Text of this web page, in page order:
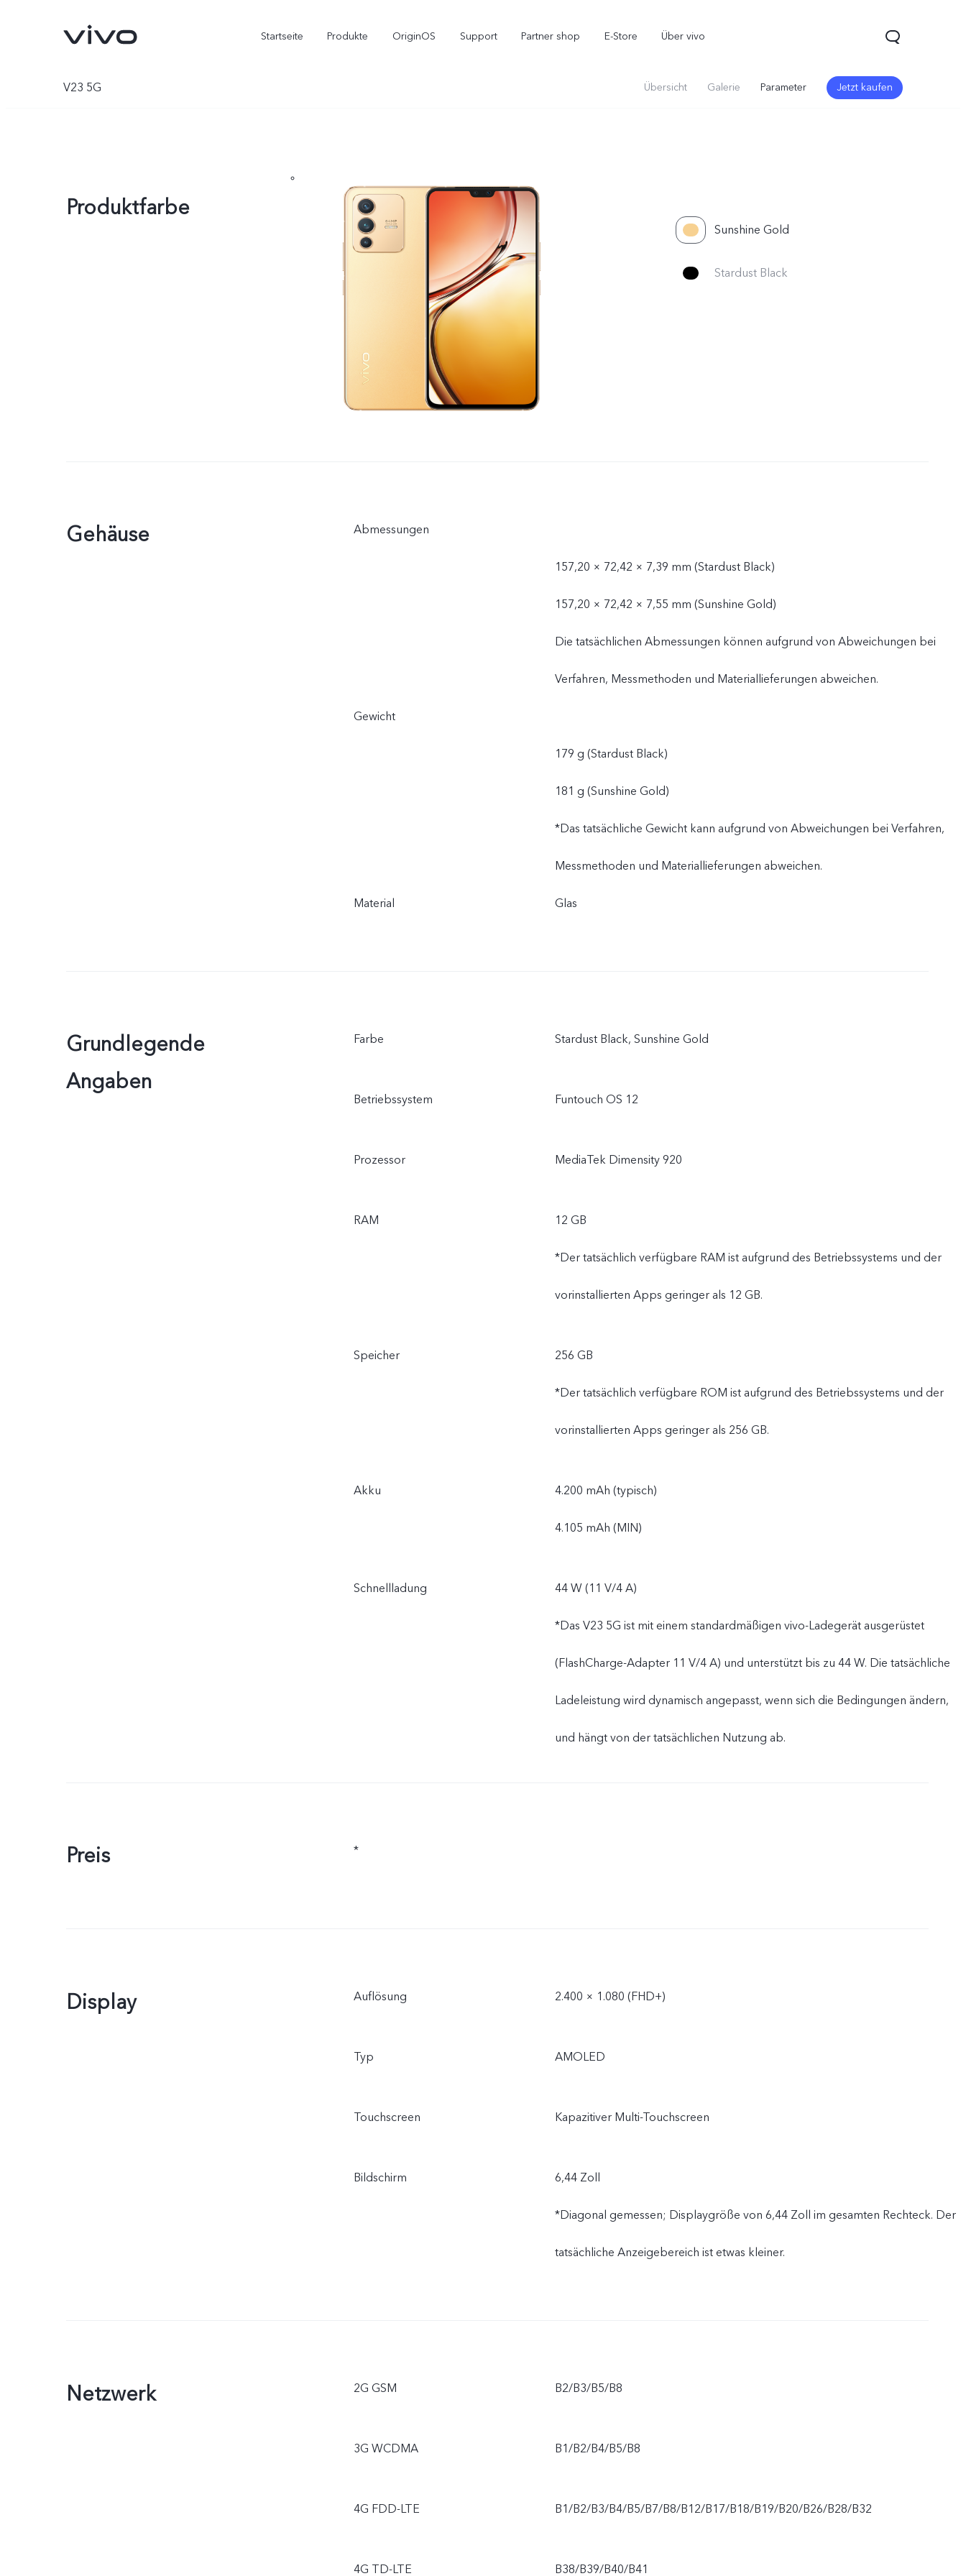
Startseite Produkte OriginOS Support Partner shop E-Store Über vivo
X300 Pro X300 neu
V23 5G Übersicht Galerie Parameter Jetzt kaufen
Produktfarbe
Sunshine Gold
Stardust Black
Gehäuse Abmessungen
157,20 × 72,42 × 7,39 mm (Stardust Black)
157,20 × 72,42 × 7,55 mm (Sunshine Gold)
Die tatsächlichen Abmessungen können aufgrund von Abweichungen bei
Verfahren, Messmethoden und Materiallieferungen abweichen.
Gewicht
179 g (Stardust Black)
181 g (Sunshine Gold)
*Das tatsächliche Gewicht kann aufgrund von Abweichungen bei Verfahren,
Messmethoden und Materiallieferungen abweichen.
Material Glas
Grundlegende
Angaben
Farbe Stardust Black, Sunshine Gold
Betriebssystem Funtouch OS 12
Prozessor MediaTek Dimensity 920
RAM 12 GB
*Der tatsächlich verfügbare RAM ist aufgrund des Betriebssystems und der
vorinstallierten Apps geringer als 12 GB.
Speicher 256 GB
*Der tatsächlich verfügbare ROM ist aufgrund des Betriebssystems und der
vorinstallierten Apps geringer als 256 GB.
Akku 4.200 mAh (typisch)
4.105 mAh (MIN)
Schnellladung 44 W (11 V/4 A)
*Das V23 5G ist mit einem standardmäßigen vivo-Ladegerät ausgerüstet
(FlashCharge-Adapter 11 V/4 A) und unterstützt bis zu 44 W. Die tatsächliche
Ladeleistung wird dynamisch angepasst, wenn sich die Bedingungen ändern,
und hängt von der tatsächlichen Nutzung ab.
Preis *
Display Auflösung 2.400 × 1.080 (FHD+)
Typ AMOLED
Touchscreen Kapazitiver Multi-Touchscreen
Bildschirm 6,44 Zoll
*Diagonal gemessen; Displaygröße von 6,44 Zoll im gesamten Rechteck. Der
tatsächliche Anzeigebereich ist etwas kleiner.
Netzwerk 2G GSM B2/B3/B5/B8
3G WCDMA B1/B2/B4/B5/B8
4G FDD-LTE B1/B2/B3/B4/B5/B7/B8/B12/B17/B18/B19/B20/B26/B28/B32
4G TD-LTE B38/B39/B40/B41